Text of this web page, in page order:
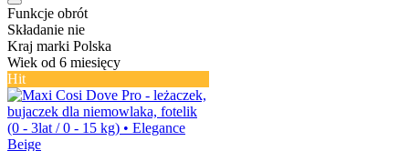
Funkcje obrót
Składanie nie
Kraj marki Polska
Wiek od 6 miesięcy
Hit